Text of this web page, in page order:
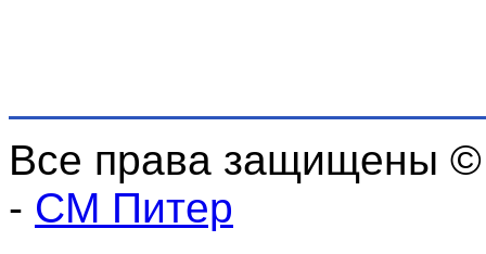
Все права защищены
- СМ Питер